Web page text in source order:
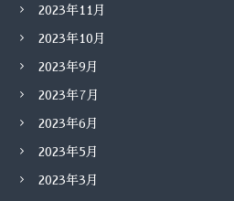
2023年11月
2023年10月
2023年9月
2023年7月
2023年6月
2023年5月
2023年3月